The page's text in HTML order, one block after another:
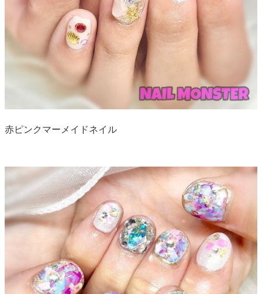
赤ピンクマーメイドネイル